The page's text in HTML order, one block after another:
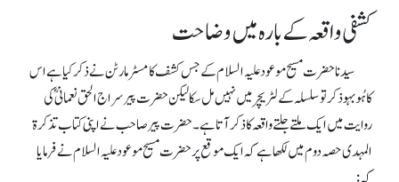
کشفی واقعہ کے بارہ میں وضاحت
سیدناحضرت مسیح موعود علیہ السلام کے جس کشف کا مسٹرمارٹن نے ذکرکیا ہے اس
کا ہُو بہوذکرتو سلسلہ کے لٹریچر میں نہیں مل سکا لیکن حضرت پیر سراج الحق نعمانیؓ کی
روایت میں ایک ملتے جلتے واقعہ کا ذکر آتاہے۔ حضرت پیر صاحب نے اپنی کتاب تذکرۃ
المہدی حصہ دوم میں لکھاہے کہ ایک موقع پر حضرت مسیح موعود علیہ السلام نے فرمایا